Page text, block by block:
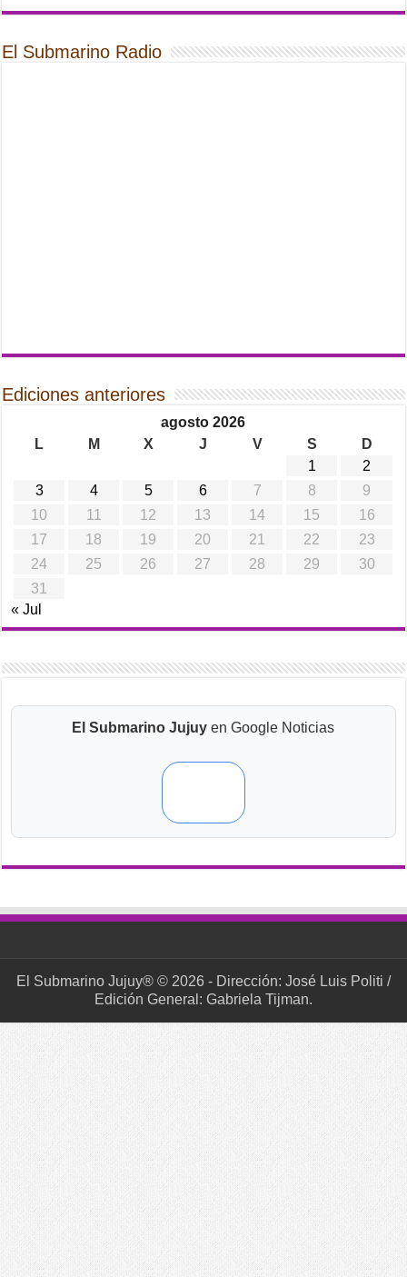
El Submarino Radio
Ediciones anteriores
agosto 2026
L
M X J V S
D
1
2
3
4 5 6 7 8
9
10
11 12 13 14 15
16
17
18 19 20 21 22
23
24
25 26 27 28 29
30
31
« Jul
El Submarino Jujuy en Google Noticias
El Submarino Jujuy® © 2026 - Dirección: José Luis Politi /
Edición General: Gabriela Tijman.